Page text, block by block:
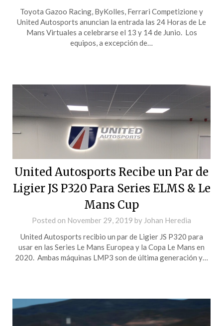
Toyota Gazoo Racing, ByKolles, Ferrari Competizione y
United Autosports anuncian la entrada las 24 Horas de Le
Mans Virtuales a celebrarse el 13 y 14 de Junio. Los
equipos, a excepción de…
United Autosports Recibe un Par de
Ligier JS P320 Para Series ELMS & Le
Mans Cup
Posted on November 29, 2019 by Johan Heredia
United Autosports recibio un par de Ligier JS P320 para
usar en las Series Le Mans Europea y la Copa Le Mans en
2020. Ambas máquinas LMP3 son de última generación y…